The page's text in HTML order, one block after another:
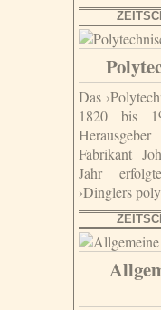
Das
1820 bis
Fabrikant
Jahr
›Dinglers